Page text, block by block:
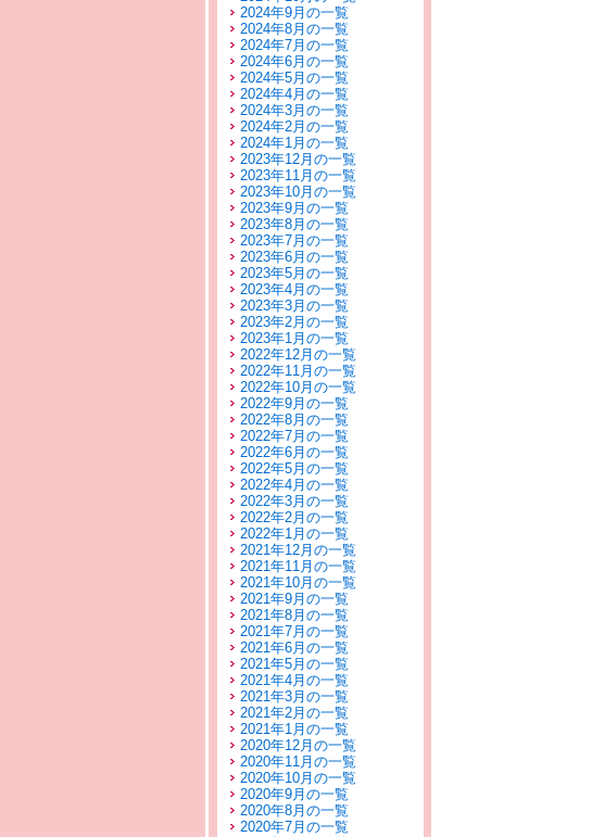
2024年9月の一覧
2024年8月の一覧
2024年7月の一覧
2024年6月の一覧
2024年5月の一覧
2024年4月の一覧
2024年3月の一覧
2024年2月の一覧
2024年1月の一覧
2023年12月の一覧
2023年11月の一覧
2023年10月の一覧
2023年9月の一覧
2023年8月の一覧
2023年7月の一覧
2023年6月の一覧
2023年5月の一覧
2023年4月の一覧
2023年3月の一覧
2023年2月の一覧
2023年1月の一覧
2022年12月の一覧
2022年11月の一覧
2022年10月の一覧
2022年9月の一覧
2022年8月の一覧
2022年7月の一覧
2022年6月の一覧
2022年5月の一覧
2022年4月の一覧
2022年3月の一覧
2022年2月の一覧
2022年1月の一覧
2021年12月の一覧
2021年11月の一覧
2021年10月の一覧
2021年9月の一覧
2021年8月の一覧
2021年7月の一覧
2021年6月の一覧
2021年5月の一覧
2021年4月の一覧
2021年3月の一覧
2021年2月の一覧
2021年1月の一覧
2020年12月の一覧
2020年11月の一覧
2020年10月の一覧
2020年9月の一覧
2020年8月の一覧
2020年7月の一覧